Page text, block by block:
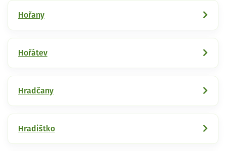
Hořany
Hořátev
Hradčany
Hradištko